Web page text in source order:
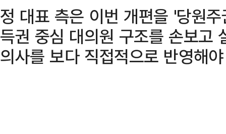
정 대표 측은 이번 개편을 '당원
득권 중심 대의원 구조를 손보고
의사를 보다 직접적으로 반영해